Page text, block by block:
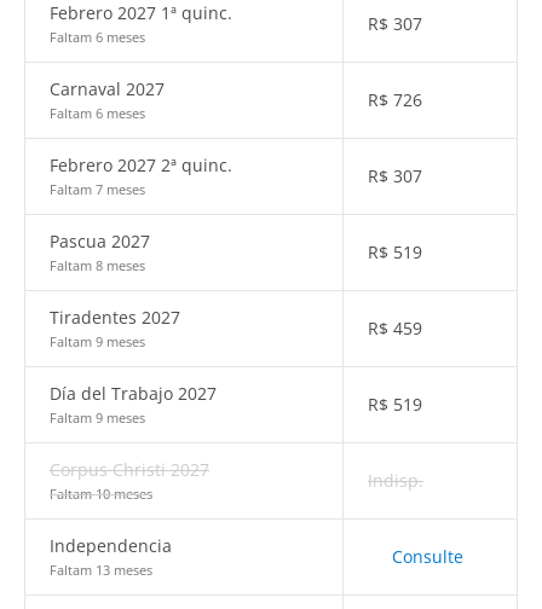
Febrero 2027 1ª quinc.
Faltam 6 meses
R$ 307
Carnaval 2027
Faltam 6 meses
R$ 726
Febrero 2027 2ª quinc.
Faltam 7 meses
R$ 307
Pascua 2027
Faltam 8 meses
R$ 519
Tiradentes 2027
Faltam 9 meses
R$ 459
Día del Trabajo 2027
Faltam 9 meses
R$ 519
Corpus Christi 2027
Faltam 10 meses
Indisp.
Independencia
Faltam 13 meses
Consulte